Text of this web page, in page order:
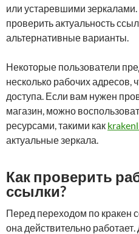
или устаревшими
проверить актуальность
альтернативные варианты.
Некоторые пользователи
несколько рабочих адресов,
доступа. Если вам нужен
магазин, можно
ресурсами, такими как
актуальные зеркала.
Как проверить
ссылки?
Перед переходом по кракен
она действительно